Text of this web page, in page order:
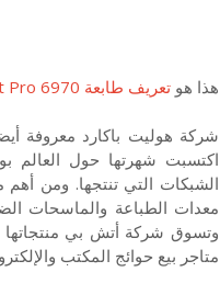
هذا هو تعريف طابعة HP Officejet Pro 6970
اكتسبت شهرتها حول العالم
الشبكات التي تنتجها. ومن أهم
معدات الطباعة والماسحات
وتسوق شركة أتش بي منتجاتها
متاجر بيع حوائج المكتب